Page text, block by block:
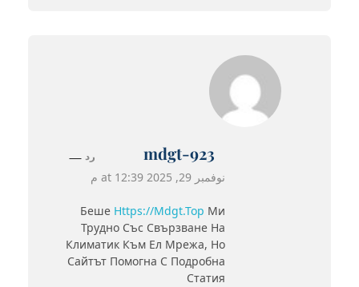
mdgt-923
نوفمبر 29, 2025 at 12:39 م
Беше Https://mdgt.top Ми
Трудно Със Свързване На
Климатик Към Ел Мрежа, Но
Сайтът Помогна С Подробна
Статия
رد